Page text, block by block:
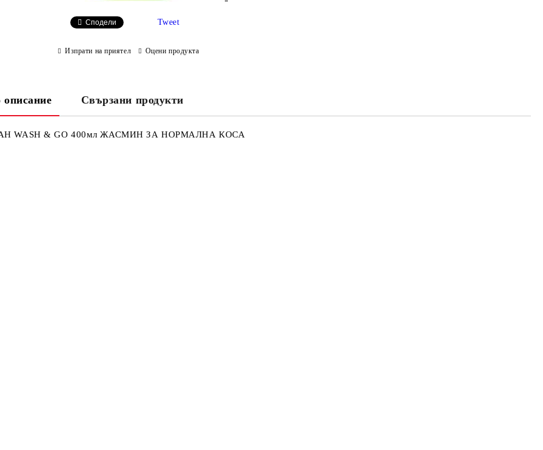
Сподели Tweet
Изпрати на приятел Оцени продукта
описание Свързани продукти
WASH & GO 400мл ЖАСМИН ЗА НОРМАЛНА КОСА